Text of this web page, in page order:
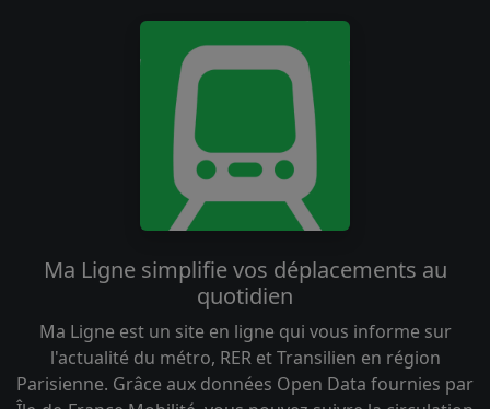
Ma Ligne simplifie vos déplacements au
quotidien
Ma Ligne est un site en ligne qui vous informe sur
l'actualité du métro, RER et Transilien en région
Parisienne. Grâce aux données Open Data fournies par